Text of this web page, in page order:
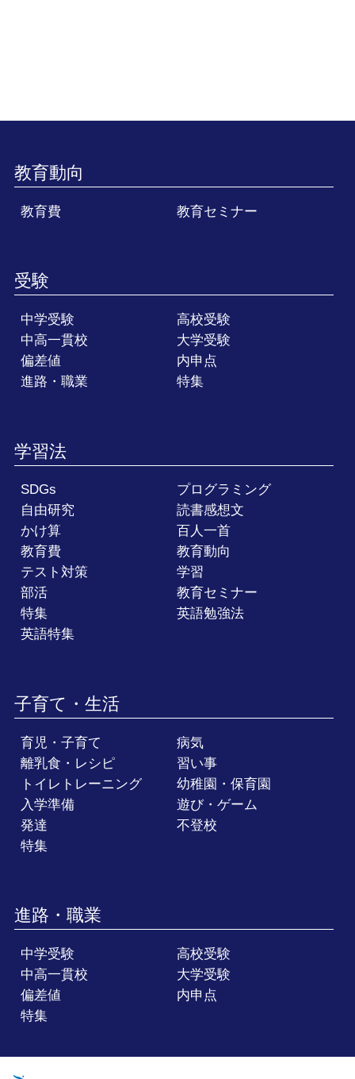
教育動向
教育費 教育セミナー
受験
中学受験
高校受験
中高一貫校
大学受験
偏差値
内申点
進路・職業
特集
学習法
SDGs
プログラミング
自由研究
読書感想文
かけ算
百人一首
教育費
教育動向
テスト対策
学習
部活
教育セミナー
特集
英語勉強法
英語特集
子育て・生活
育児・子育て
病気
離乳食・レシピ
習い事
トイレトレーニング
幼稚園・保育園
入学準備
遊び・ゲーム
発達
不登校
特集
進路・職業
中学受験
高校受験
中高一貫校
大学受験
偏差値
内申点
特集